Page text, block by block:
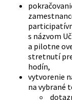
s názvom
a pilotne
stretnutí pre
hodín,
vytvorenie
na vybrané